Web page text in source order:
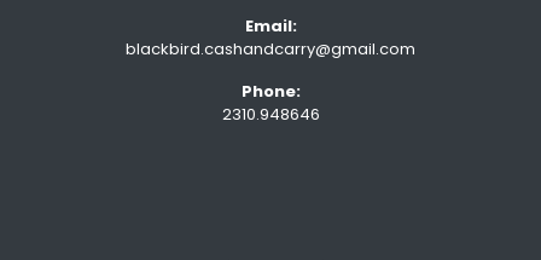
Email:
blackbird.cashandcarry@gmail.com
Phone:
2310.948646